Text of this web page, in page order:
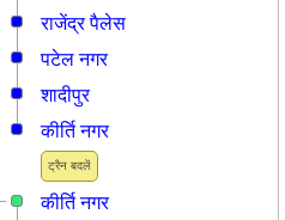
राजेंद्र पैलेस
पटेल नगर
शादीपुर
ट्रैन बदलें
कीर्ति नगर
कीर्ति नगर